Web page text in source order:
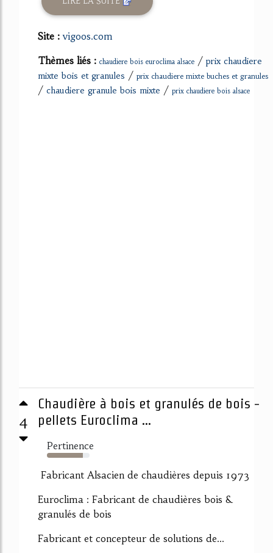
Site :vigoos.com
Thèmes liés : chaudiere bois euroclima alsace / prix chaudiere
mixte bois et granules / prix chaudiere mixte buches et granules
/ chaudiere granule bois mixte / prix chaudiere bois alsace
4
Chaudière à bois et granulés de bois -
pellets Euroclima ...
Pertinence
84%
Fabricant Alsacien de chaudières depuis 1973
Euroclima : Fabricant de chaudières bois &
granulés de bois
Fabricant et concepteur de solutions de...